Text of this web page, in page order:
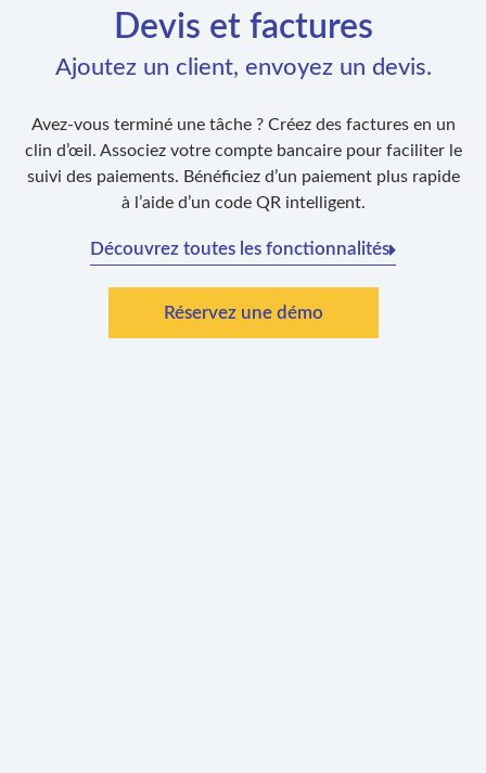
Devis et factures
Ajoutez un client, envoyez un devis.
Avez-vous terminé une tâche ? Créez des factures en un
clin d’œil. Associez votre compte bancaire pour faciliter le
suivi des paiements. Bénéficiez d’un paiement plus rapide
à l’aide d’un code QR intelligent.
Découvrez toutes les fonctionnalités
Réservez une démo